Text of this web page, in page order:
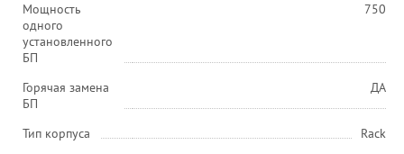
Мощность
одного
установленного
БП
750
Горячая замена
БП
ДА
Тип корпуса
Rack